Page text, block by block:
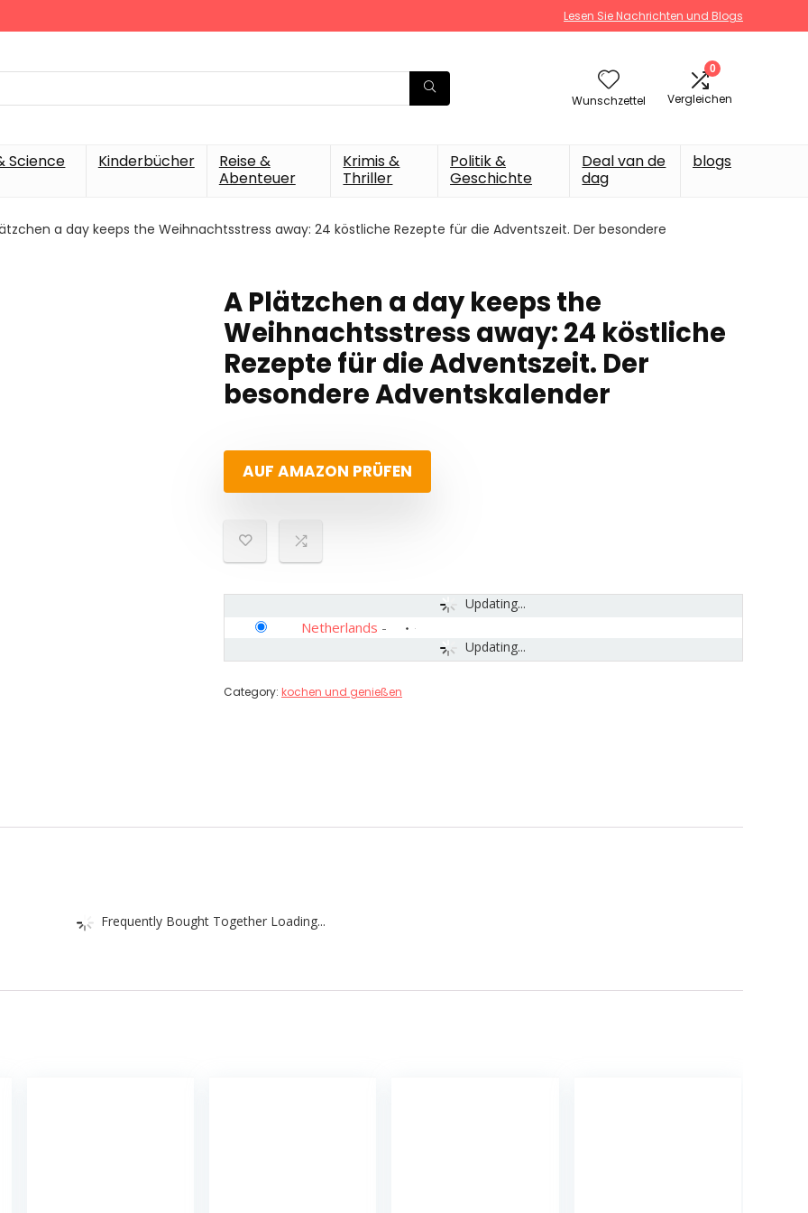
Lesen Sie Nachrichten und Blogs
Wunschzettel
0
Vergleichen
Science
Kinderbücher
Reise &
Abenteuer
Krimis &
Thriller
Politik &
Geschichte
Deal van de
dag
blogs
a day keeps the Weihnachtsstress away: 24 köstliche Rezepte für die Adventszeit. Der besondere
A Plätzchen a day keeps the
Weihnachtsstress away: 24 köstliche
Rezepte für die Adventszeit. Der
besondere Adventskalender
AUF AMAZON PRÜFEN
Updating...
Updating...
Netherlands -
Category: kochen und genießen
Frequently Bought Together Loading...